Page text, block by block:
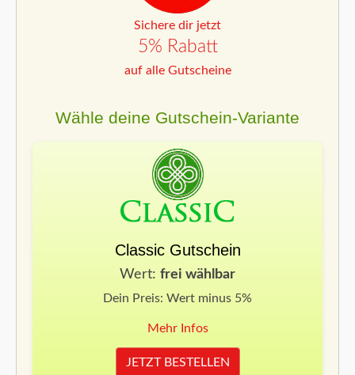
Sichere dir jetzt
5% Rabatt
auf alle Gutscheine
Wähle deine Gutschein-Variante
Classic Gutschein
Wert: frei wählbar
Dein Preis: Wert minus 5%
Mehr Infos
JETZT BESTELLEN